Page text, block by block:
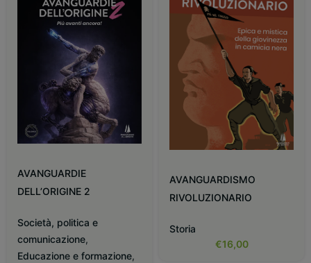
AVANGUARDIE
DELL’ORIGINE 2
Società, politica e
comunicazione,
Educazione e formazione,
AVANGUARDISMO
RIVOLUZIONARIO
Storia
€16,00